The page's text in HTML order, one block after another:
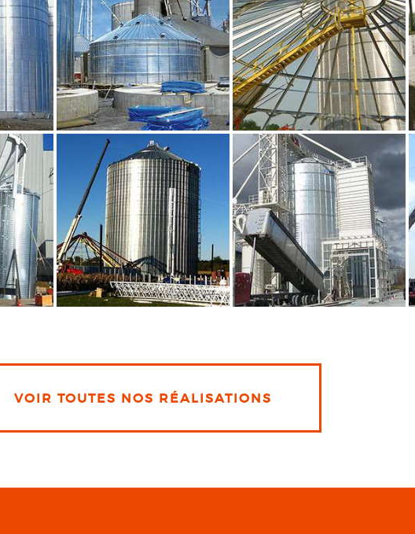
CLIQUEZ POUR AGRANDIR CLIQUEZ POUR AGRANDIR
VOIR TOUTES NOS RÉALISATIONS